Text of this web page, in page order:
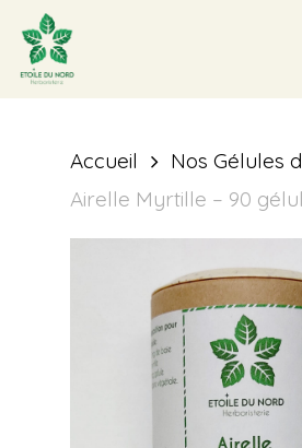
main
Accueil
Nos Gélules
Airelle Myrtille – 90